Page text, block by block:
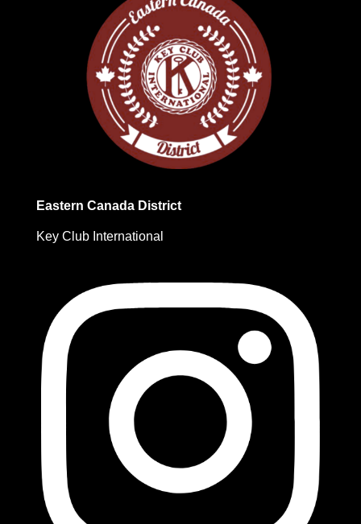
Eastern Canada District
Key Club International